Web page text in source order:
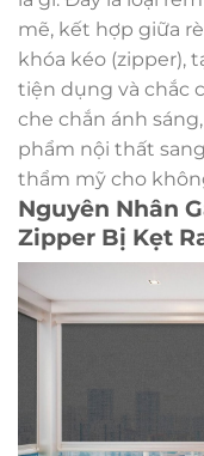
mẽ, kết hợp giữa
khóa kéo (zipper),
tiện dụng và chắc
che chắn ánh
phẩm nội thất
thẩm mỹ cho
Nguyên Nhân
Zipper Bị Kẹt